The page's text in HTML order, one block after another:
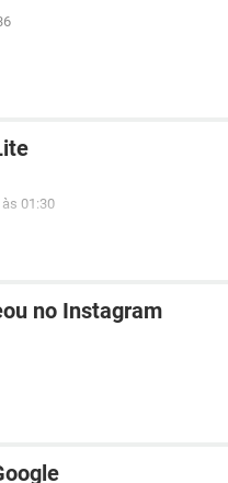
01:30
no Instagram